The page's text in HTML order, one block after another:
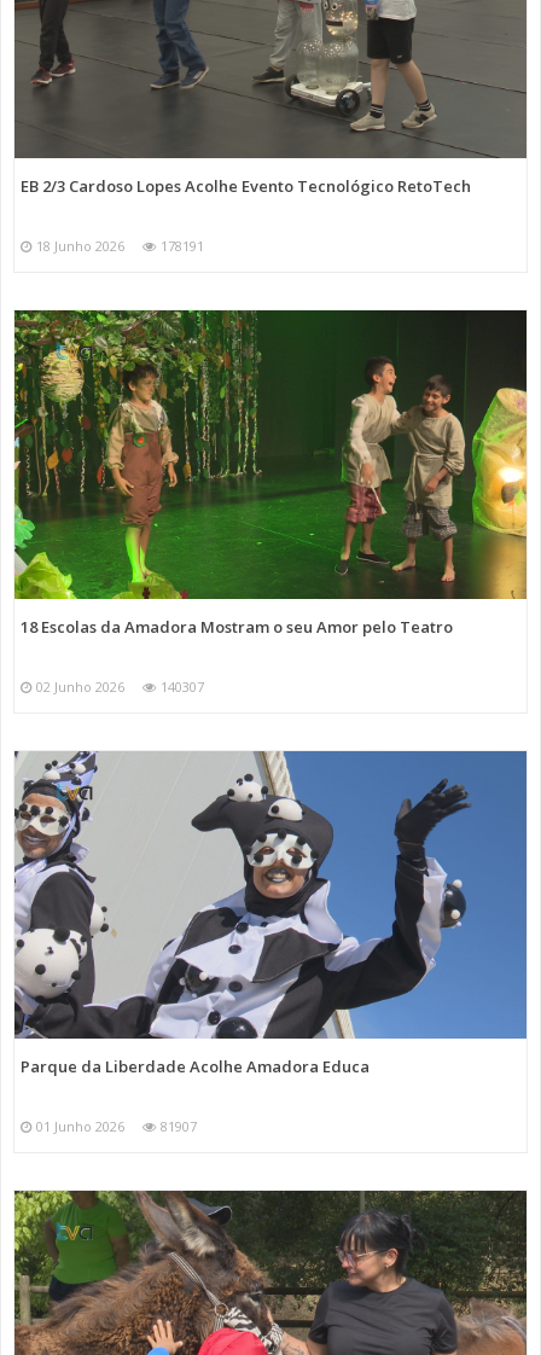
EB 2/3 Cardoso Lopes Acolhe Evento Tecnológico RetoTech
18 Junho 2026 178191
18 Escolas da Amadora Mostram o seu Amor pelo Teatro
02 Junho 2026 140307
Parque da Liberdade Acolhe Amadora Educa
01 Junho 2026 81907